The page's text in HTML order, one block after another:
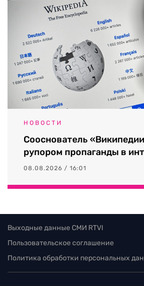
НОВОСТИ
Сооснователь
рупором пропаганды в
08.08.2026 / 16:01
Выходные данные СМИ RTVI
Пользовательское соглашение
Политика обработки персональных